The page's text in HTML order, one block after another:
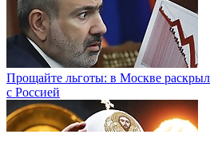
Прощайте льготы: в Москве
с Россией